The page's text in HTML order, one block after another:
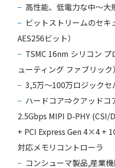
高性能、低電力な中～大
ビットストリームのセキ
AES256ビット）
TSMC 16nm シリコン
ューティング ファブリック）
3,5万～100万ロジックセ
ハードコア⇒クアッドコ
2.5Gbps MIPI D-PHY (CSI/
+ PCI Express Gen 4×4 +
対応メモリコントローラ
コンシューマ製品,産業